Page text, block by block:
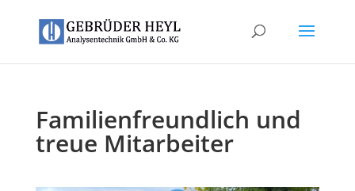
Familienfreundlich und
treue Mitarbeiter